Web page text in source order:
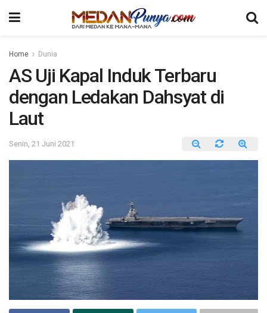
Home Dunia
AS Uji Kapal Induk Terbaru
dengan Ledakan Dahsyat di
Laut
Senin, 21 Juni 2021